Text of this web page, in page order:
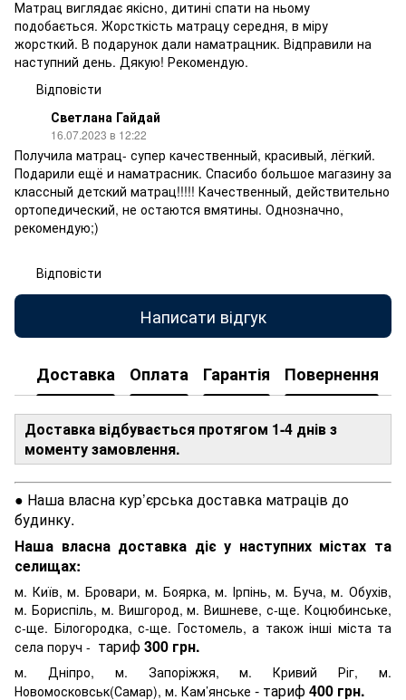
Матрац виглядає якісно, дитині спати на ньому
подобається. Жорсткість матрацу середня, в міру
жорсткий. В подарунок дали наматрацник. Відправили на
наступний день. Дякую! Рекомендую.
Відповісти
Светлана Гайдай
16.07.2023 в 12:22
Получила матрац- супер качественный, красивый, лёгкий.
Подарили ещё и наматрасник. Спасибо большое магазину за
классный детский матрац!!!!! Качественный, действительно
ортопедический, не остаются вмятины. Однозначно,
рекомендую;)
Відповісти
Написати відгук
Доставка Оплата Гарантія Повернення
Доставка відбувається протягом 1-4 днів з
моменту замовлення.
● Наша власна кур’єрська доставка матраців до
будинку.
Наша власна доставка діє у наступних містах та
селищах:
м. Київ, м. Бровари, м. Боярка, м. Ірпінь, м. Буча, м. Обухів,
м. Бориспіль, м. Вишгород, м. Вишневе, с-ще. Коцюбинське,
с-ще. Білогородка, с-ще. Гостомель, а також інші міста та
села поруч - тариф300 грн.
м. Дніпро, м. Запоріжжя, м. Кривий Ріг, м.
Новомосковськ(Самар), м. Кам’янське - тариф400 грн.